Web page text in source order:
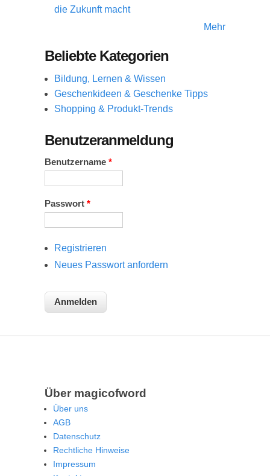
die Zukunft macht
Mehr
Beliebte Kategorien
Bildung, Lernen & Wissen
Geschenkideen & Geschenke Tipps
Shopping & Produkt-Trends
Benutzeranmeldung
Benutzername *
Passwort *
Registrieren
Neues Passwort anfordern
Über magicofword
Über uns
AGB
Datenschutz
Rechtliche Hinweise
Impressum